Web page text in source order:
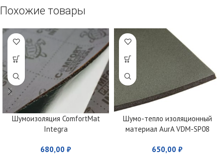
Похожие товары
Шумоизоляция ComfortMat
Integra
680,00 ₽
Шумо-тепло изоляционный
материал AurA VDM-SP08
650,00 ₽